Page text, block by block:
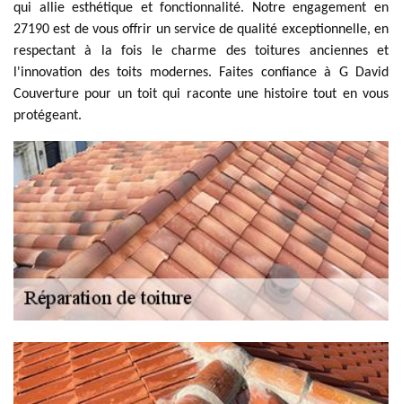
qui allie esthétique et fonctionnalité. Notre engagement en
27190 est de vous offrir un service de qualité exceptionnelle, en
respectant à la fois le charme des toitures anciennes et
l'innovation des toits modernes. Faites confiance à G David
Couverture pour un toit qui raconte une histoire tout en vous
protégeant.